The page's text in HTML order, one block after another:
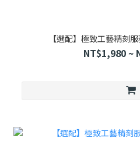
【選配】極致工藝精刻
NT$1,980 ~